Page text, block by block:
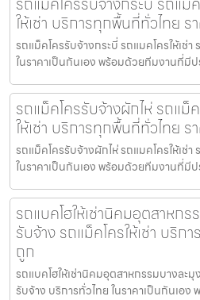
ให้เช่า บริการทุกพื้นที่ทั่วไทย ร
รถแม็คโครรับจ้างกระบี่ รถแมคโครให้เช่
ในราคาเป็นกันเอง พร้อมด้วยทีมงานที่มี
รถแม็คโครรับจ้างผักไห่ รถแม็
ให้เช่า บริการทุกพื้นที่ทั่วไทย ร
รถแม็คโครรับจ้างผักไห่ รถแมคโครให้เช่
ในราคาเป็นกันเอง พร้อมด้วยทีมงานที่มี
รถแบคโฮให้เช่านิคมอุตสาหก
รับจ้าง รถแม็คโครให้เช่า บริก
ถูก
รถแบคโฮให้เช่านิคมอุตสาหกรรมบางละมุ
รับจ้าง บริการทั่วไทย ในราคาเป็นกันเอ